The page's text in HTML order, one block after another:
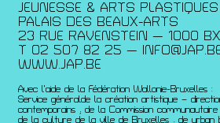
JEUNESSE & ARTS PLASTIQUES
PALAIS DES BEAUX-ARTS
23 RUE RAVENSTEIN — 1000
T 02 507 82 25 —
WWW.JAP.BE
Avec l’aide de la Fédération Wallonie-Bruxelles :
Service généralde la création artistique –
contemporains ; de la Commission
de la culture de la ville de Bruxelles ; de urban